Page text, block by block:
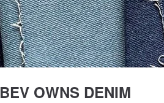
BEV OWNS DENIM